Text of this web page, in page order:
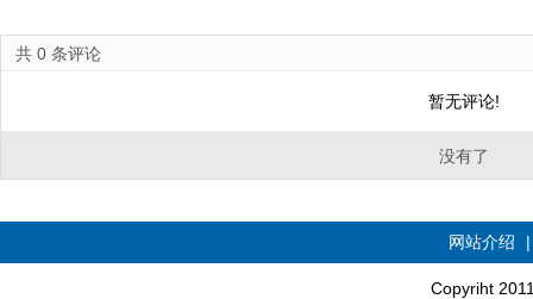
共 0 条评论
暂无评论!
没有了
网站介绍
Copyriht